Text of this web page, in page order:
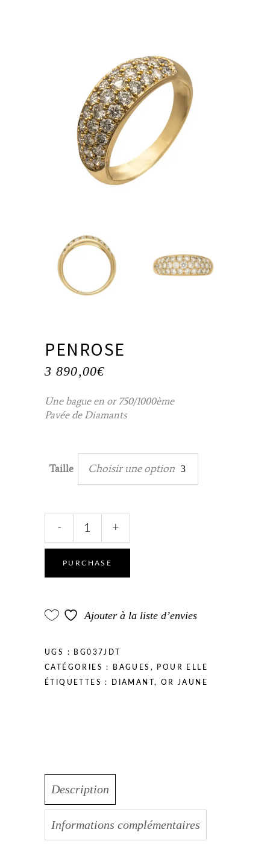
PENROSE
3 890,00€
Une bague en or 750/1000ème
Pavée de Diamants
Taille Choisir une option
- +
PURCHASE
Ajouter à la liste d’envies
UGS : BG037JDT
CATÉGORIES : BAGUES , POUR ELLE
ÉTIQUETTES : DIAMANT, OR JAUNE
Description
Informations complémentaires